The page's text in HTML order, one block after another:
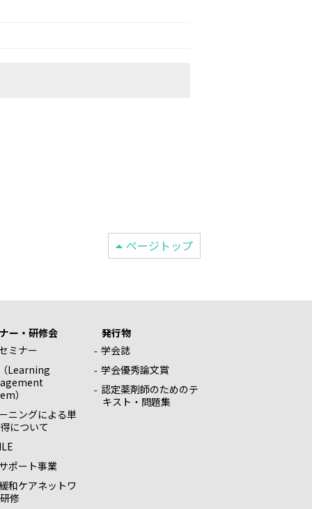
ページトップ
ー・研修会
ミナー
Learning
）
ニングによる単
について
ポート事業
和ケアネットワ
修
発行物
学会誌
学会優秀論文賞
認定薬剤師のためのテ
キスト・問題集